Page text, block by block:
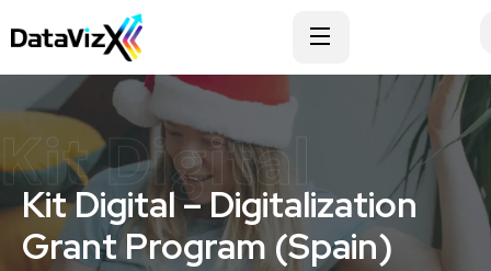
Kit Digital
Kit Digital – Digitalization
Grant Program (Spain)